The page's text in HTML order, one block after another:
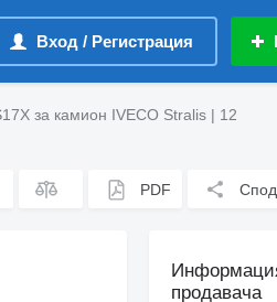
Вход / Регистрация
за камион IVECO Stralis | 12
PDF
продавача